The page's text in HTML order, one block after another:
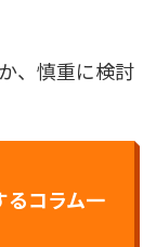
、慎重に検討
るコラム一